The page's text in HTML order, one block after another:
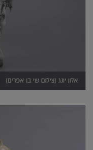
אלון יונג (צילום שי בן אפרים)